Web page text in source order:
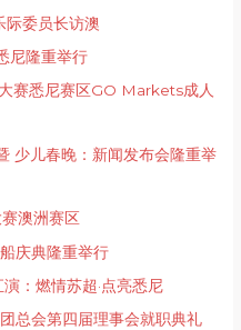
际委员长访澳
尼隆重举行
赛悉尼赛区GO Markets成人
少儿春晚：新闻发布会隆重举
澳洲赛区
庆典隆重举行
：燃情苏超·点亮悉尼
总会第四届理事会就职典礼